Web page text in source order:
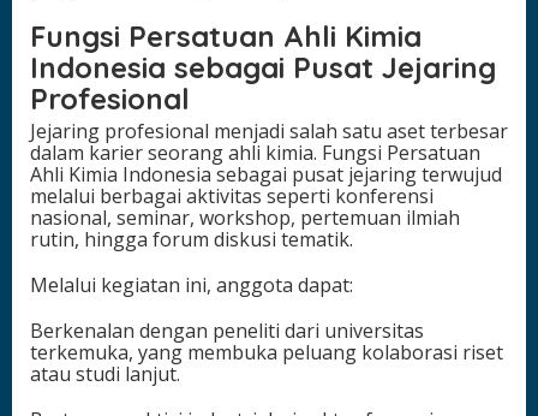
Fungsi Persatuan Ahli Kimia
Indonesia sebagai Pusat Jejaring
Profesional
Jejaring profesional menjadi salah satu aset terbesar
dalam karier seorang ahli kimia. Fungsi Persatuan
Ahli Kimia Indonesia sebagai pusat jejaring terwujud
melalui berbagai aktivitas seperti konferensi
nasional, seminar, workshop, pertemuan ilmiah
rutin, hingga forum diskusi tematik.
Melalui kegiatan ini, anggota dapat:
Berkenalan dengan peneliti dari universitas
terkemuka, yang membuka peluang kolaborasi riset
atau studi lanjut.